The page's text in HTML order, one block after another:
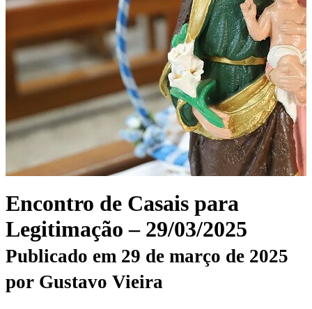
Encontro de Casais para
Legitimação – 29/03/2025
Publicado em 29 de março de 2025
por Gustavo Vieira